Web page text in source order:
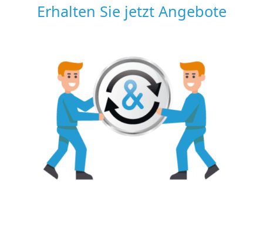
Erhalten Sie jetzt Angebote